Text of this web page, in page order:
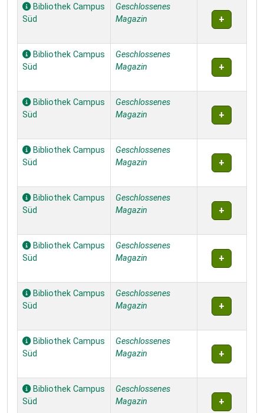
Bibliothek Campus
Süd
Geschlossenes
Magazin
Bibliothek Campus
Süd
Geschlossenes
Magazin
Bibliothek Campus
Süd
Geschlossenes
Magazin
Bibliothek Campus
Süd
Geschlossenes
Magazin
Bibliothek Campus
Süd
Geschlossenes
Magazin
Bibliothek Campus
Süd
Geschlossenes
Magazin
Bibliothek Campus
Süd
Geschlossenes
Magazin
Bibliothek Campus
Süd
Geschlossenes
Magazin
Bibliothek Campus
Süd
Geschlossenes
Magazin